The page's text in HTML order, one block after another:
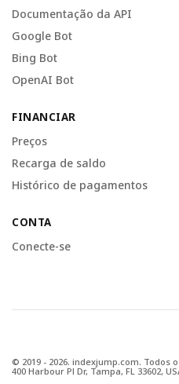
Documentação da API
Google Bot
Bing Bot
OpenAI Bot
FINANCIAR
Preços
Recarga de saldo
Histórico de pagamentos
CONTA
Conecte-se
© 2019 - 2026. indexjump.com. Todos
400 Harbour Pl Dr, Tampa, FL 33602,